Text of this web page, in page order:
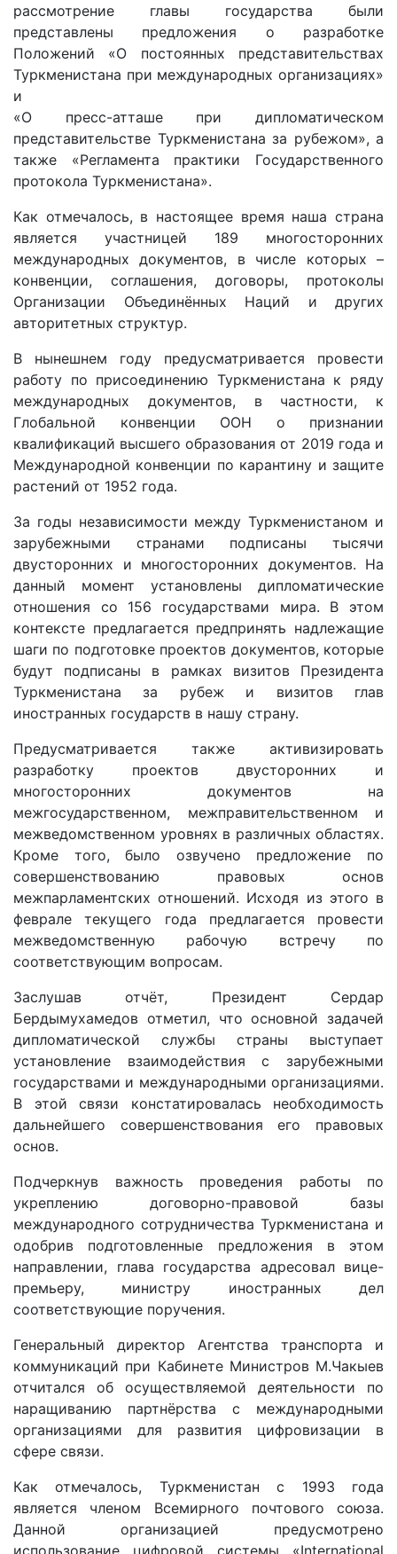
рассмотрение главы государства были
представлены предложения о разработке
Положений «О постоянных представительствах
Туркменистана при международных организациях»
и
«О пресс-атташе при дипломатическом
представительстве Туркменистана за рубежом», а
также «Регламента практики Государственного
протокола Туркменистана».
Как отмечалось, в настоящее время наша страна
является участницей 189 многосторонних
международных документов, в числе которых –
конвенции, соглашения, договоры, протоколы
Организации Объединённых Наций и других
авторитетных структур.
В нынешнем году предусматривается провести
работу по присоединению Туркменистана к ряду
международных документов, в частности, к
Глобальной конвенции ООН о признании
квалификаций высшего образования от 2019 года и
Международной конвенции по карантину и защите
растений от 1952 года.
За годы независимости между Туркменистаном и
зарубежными странами подписаны тысячи
двусторонних и многосторонних документов. На
данный момент установлены дипломатические
отношения со 156 государствами мира. В этом
контексте предлагается предпринять надлежащие
шаги по подготовке проектов документов, которые
будут подписаны в рамках визитов Президента
Туркменистана за рубеж и визитов глав
иностранных государств в нашу страну.
Предусматривается также активизировать
разработку проектов двусторонних и
многосторонних документов на
межгосударственном, межправительственном и
межведомственном уровнях в различных областях.
Кроме того, было озвучено предложение по
совершенствованию правовых основ
межпарламентских отношений. Исходя из этого в
феврале текущего года предлагается провести
межведомственную рабочую встречу по
соответствующим вопросам.
Заслушав отчёт, Президент Сердар
Бердымухамедов отметил, что основной задачей
дипломатической службы страны выступает
установление взаимодействия с зарубежными
государствами и международными организациями.
В этой связи констатировалась необходимость
дальнейшего совершенствования его правовых
основ.
Подчеркнув важность проведения работы по
укреплению договорно-правовой базы
международного сотрудничества Туркменистана и
одобрив подготовленные предложения в этом
направлении, глава государства адресовал вице-
премьеру, министру иностранных дел
соответствующие поручения.
Генеральный директор Агентства транспорта и
коммуникаций при Кабинете Министров М.Чакыев
отчитался об осуществляемой деятельности по
наращиванию партнёрства с международными
организациями для развития цифровизации в
сфере связи.
Как отмечалось, Туркменистан с 1993 года
является членом Всемирного почтового союза.
Данной организацией предусмотрено